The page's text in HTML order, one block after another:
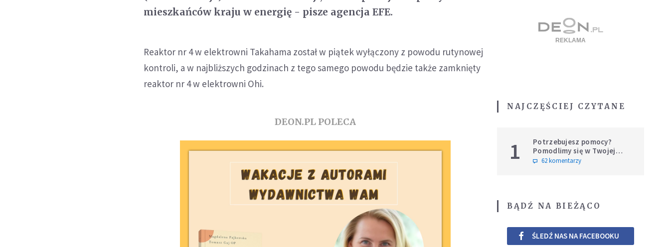
mieszkańców kraju w energię - pisze agencja EFE.
Reaktor nr 4 w elektrowni Takahama został w piątek wyłączony z powodu rutynowej
kontroli, a w najbliższych godzinach z tego samego powodu będzie także zamknięty
reaktor nr 4 w elektrowni Ohi.
DEON.PL POLECA
NAJCZĘŚCIEJ CZYTANE
1
Potrzebujesz pomocy?
Pomodlimy się w Twojej
intencji
62 komentarzy
BĄDŹ NA BIEŻĄCO
ŚLEDŹ NAS NA FACEBOOKU